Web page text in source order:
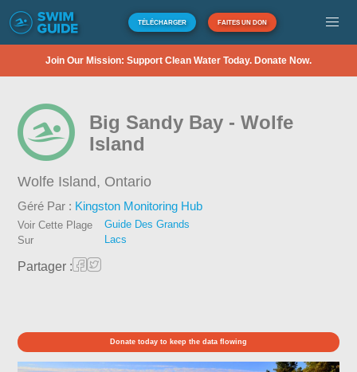
TÉLÉCHARGER FAITES UN DON
Join Our Mission: Support Clean Water Today. Donate Now.
Big Sandy Bay - Wolfe
Island
Wolfe Island, Ontario
Géré Par : Kingston Monitoring Hub
Voir Cette Plage
Sur
Guide Des Grands
Lacs
Partager :
Donate today to keep the data flowing